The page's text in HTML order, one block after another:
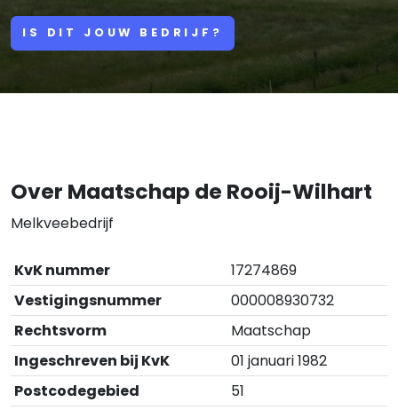
IS DIT JOUW BEDRIJF?
Over Maatschap de Rooij-Wilhart
Melkveebedrijf
KvK nummer
17274869
Vestigingsnummer
000008930732
Rechtsvorm
Maatschap
Ingeschreven bij KvK
01 januari 1982
Postcodegebied
51